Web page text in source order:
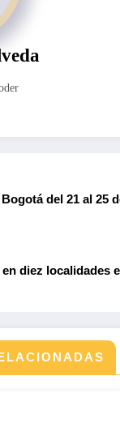
del 21 al 25
diez localidades